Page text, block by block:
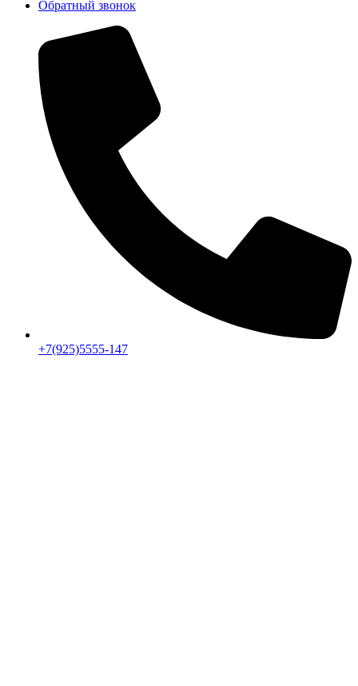
Обратный звонок
+7(925)5555-147